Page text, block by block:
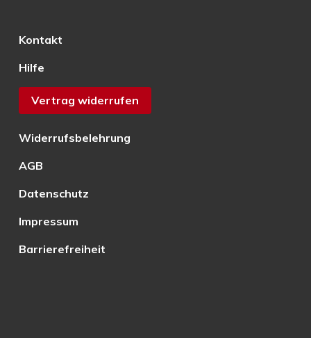
Kontakt
Hilfe
Vertrag widerrufen
Widerrufsbelehrung
AGB
Datenschutz
Impressum
Barrierefreiheit